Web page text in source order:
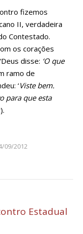
fizemos
II, verdadeira
Contestado.
os corações
disse: ‘O que
ramo de
‘Viste bem.
para que esta
09/2012
Estadual